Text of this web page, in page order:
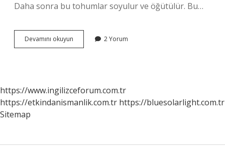
Daha sonra bu tohumlar soyulur ve öğütülür. Bu…
Devamını okuyun
Nasıl
2 Yorum
https://www.ingilizceforum.com.tr
https://etkindanismanlik.com.tr https://bluesolarlight.com.tr
Sitemap